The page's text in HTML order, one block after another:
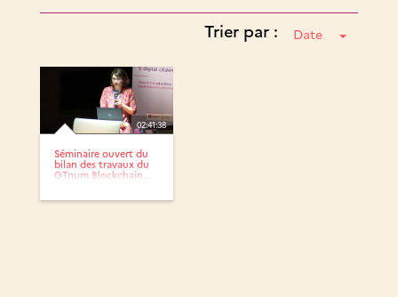
Trier par : Date
02:41:38
Séminaire ouvert du
bilan des travaux du
GTnum Blockchain...